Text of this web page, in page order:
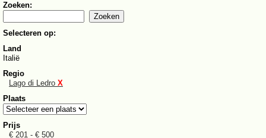
Zoeken:
Selecteren op:
Land
Italië
Regio
Lago di Ledro X
Plaats
Prijs
€ 201 - € 500